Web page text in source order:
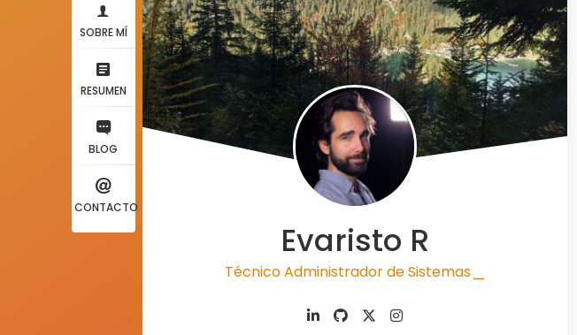
SOBRE MÍ
RESUMEN
BLOG
CONTACTO
Evaristo R
Técnico Administrador de Sistemas |